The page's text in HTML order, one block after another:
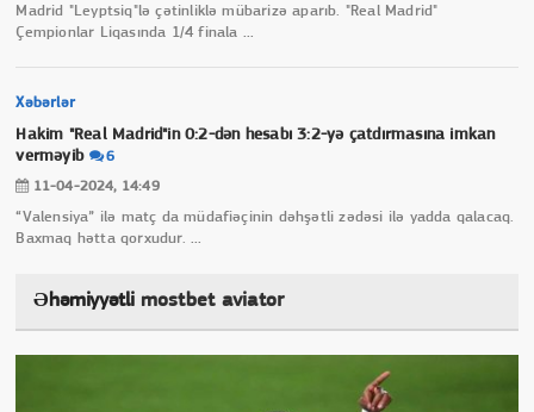
Madrid "Leyptsiq"lə çətinliklə mübarizə aparıb. "Real Madrid"
Çempionlar Liqasında 1/4 finala ...
Xəbərlər
Hakim "Real Madrid"in 0:2-dən hesabı 3:2-yə çatdırmasına imkan
verməyib
6
11-04-2024, 14:49
“Valensiya” ilə matç da müdafiəçinin dəhşətli zədəsi ilə yadda qalacaq.
Baxmaq hətta qorxudur. ...
Əhəmiyyətli mostbet aviator